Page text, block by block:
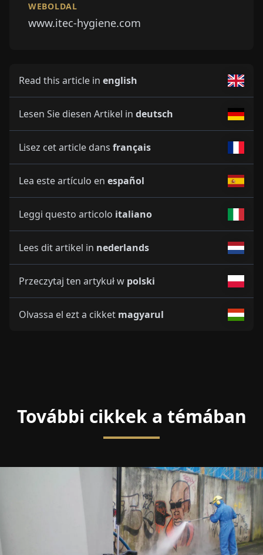
WEBOLDAL
www.itec-hygiene.com
Read this article in english
Lesen Sie diesen Artikel in deutsch
Lisez cet article dans français
Lea este artículo en español
Leggi questo articolo italiano
Lees dit artikel in nederlands
Przeczytaj ten artykuł w polski
Olvassa el ezt a cikket magyarul
További cikkek a témában